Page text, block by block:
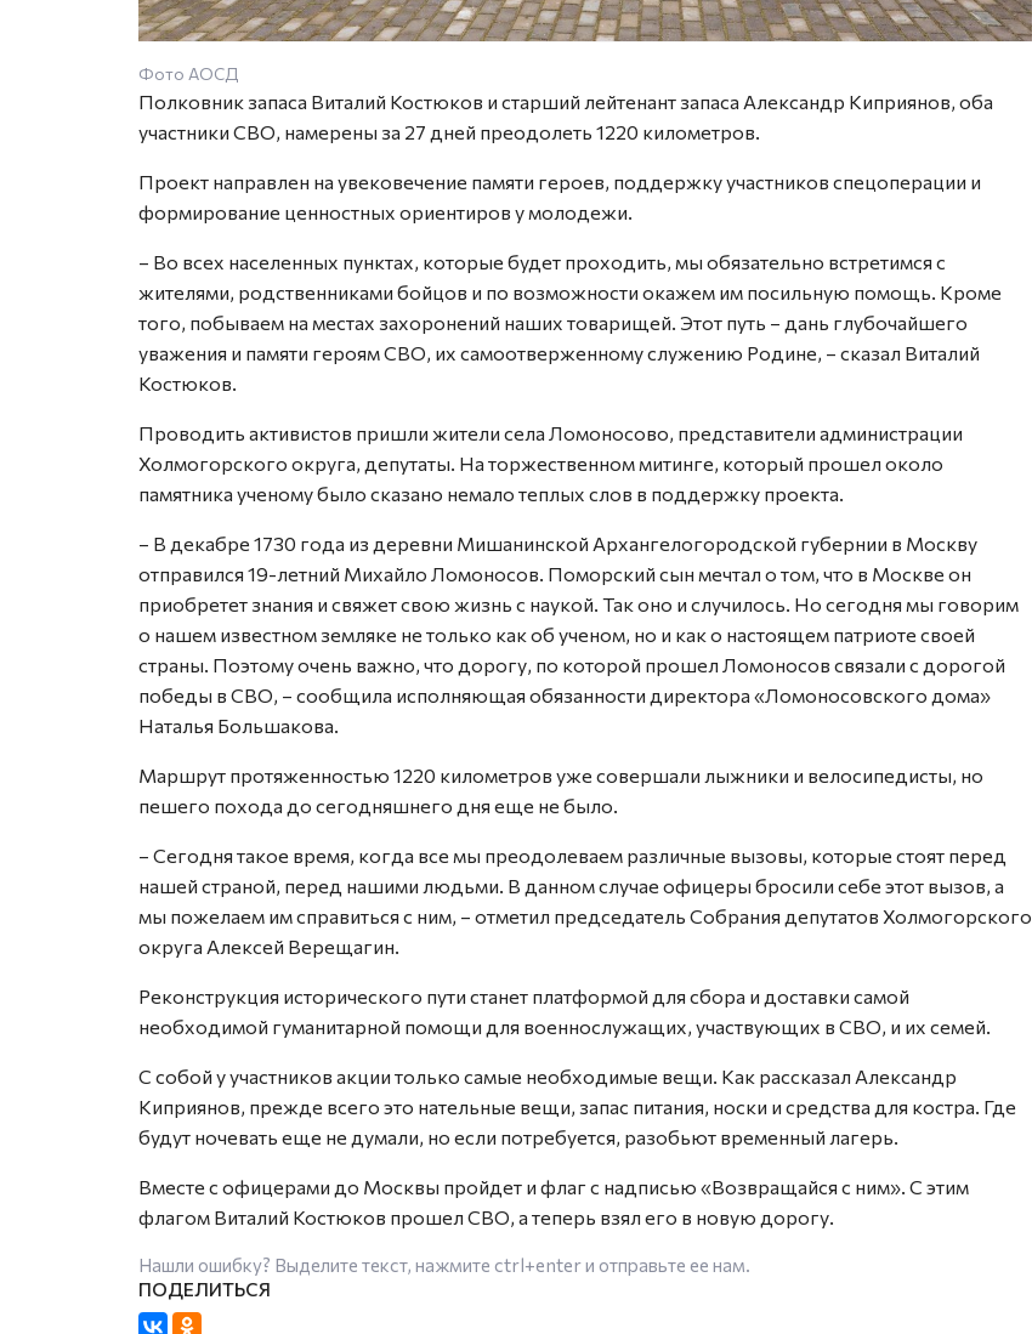
Фото АОСД
Полковник запаса Виталий Костюков и старший лейтенант запаса Александр Киприянов, оба
участники СВО, намерены за 27 дней преодолеть 1220 километров.
Проект направлен на увековечение памяти героев, поддержку участников спецоперации и
формирование ценностных ориентиров у молодежи.
– Во всех населенных пунктах, которые будет проходить, мы обязательно встретимся с
жителями, родственниками бойцов и по возможности окажем им посильную помощь. Кроме
того, побываем на местах захоронений наших товарищей. Этот путь – дань глубочайшего
уважения и памяти героям СВО, их самоотверженному служению Родине, – сказал Виталий
Костюков.
Проводить активистов пришли жители села Ломоносово, представители администрации
Холмогорского округа, депутаты. На торжественном митинге, который прошел около
памятника ученому было сказано немало теплых слов в поддержку проекта.
– В декабре 1730 года из деревни Мишанинской Архангелогородской губернии в Москву
отправился 19-летний Михайло Ломоносов. Поморский сын мечтал о том, что в Москве он
приобретет знания и свяжет свою жизнь с наукой. Так оно и случилось. Но сегодня мы говорим
о нашем известном земляке не только как об ученом, но и как о настоящем патриоте своей
страны. Поэтому очень важно, что дорогу, по которой прошел Ломоносов связали с дорогой
победы в СВО, – сообщила исполняющая обязанности директора «Ломоносовского дома»
Наталья Большакова.
Маршрут протяженностью 1220 километров уже совершали лыжники и велосипедисты, но
пешего похода до сегодняшнего дня еще не было.
– Сегодня такое время, когда все мы преодолеваем различные вызовы, которые стоят перед
нашей страной, перед нашими людьми. В данном случае офицеры бросили себе этот вызов, а
мы пожелаем им справиться с ним, – отметил председатель Собрания депутатов Холмогорского
округа Алексей Верещагин.
Реконструкция исторического пути станет платформой для сбора и доставки самой
необходимой гуманитарной помощи для военнослужащих, участвующих в СВО, и их семей.
С собой у участников акции только самые необходимые вещи. Как рассказал Александр
Киприянов, прежде всего это нательные вещи, запас питания, носки и средства для костра. Где
будут ночевать еще не думали, но если потребуется, разобьют временный лагерь.
Вместе с офицерами до Москвы пройдет и флаг с надписью «Возвращайся с ним». С этим
флагом Виталий Костюков прошел СВО, а теперь взял его в новую дорогу.
Нашли ошибку? Выделите текст, нажмите ctrl+enterи отправьте ее нам.